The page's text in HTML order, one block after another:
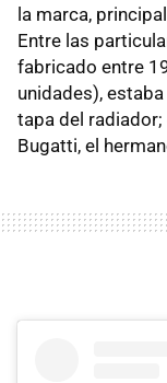
la marca,
Entre las
fabricado entre
unidades),
tapa del radiador;
Bugatti, el